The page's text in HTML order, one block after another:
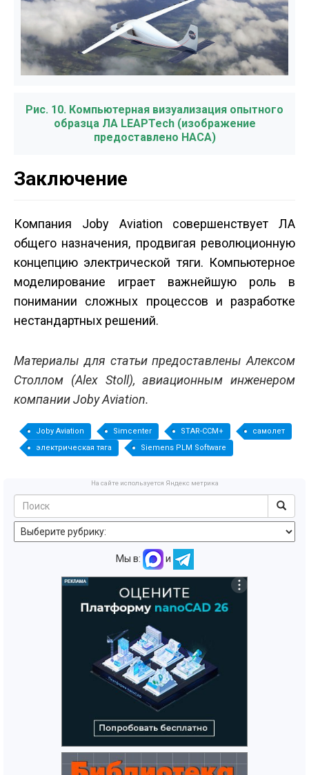
Рис. 10. Компьютерная визуализация опытного
образца ЛА LEAPTech (изображение
предоставлено НАСА)
Заключение
Компания Joby Aviation совершенствует ЛА
общего назначения, продвигая революционную
концепцию электрической тяги. Компьютерное
моделирование играет важнейшую роль в
понимании сложных процессов и разработке
нестандартных решений.
Материалы для статьи предоставлены Алексом
Столлом (Alex Stoll), авиационным инженером
компании Joby Aviation.
Joby Aviation Simcenter STAR-CCM+
самолет
электрическая тяга
Siemens PLM Software
На сайте используется Яндекс метрика
Мы в: и